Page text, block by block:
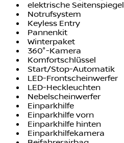
elektrische Seitenspiegel
Notrufsystem
Keyless Entry
Pannenkit
Winterpaket
360°-Kamera
Komfortschlüssel
Start/Stop-Automatik
LED-Frontscheinwerfer
LED-Heckleuchten
Nebelscheinwerfer
Einparkhilfe
Einparkhilfe vorn
Einparkhilfe hinten
Einparkhilfekamera